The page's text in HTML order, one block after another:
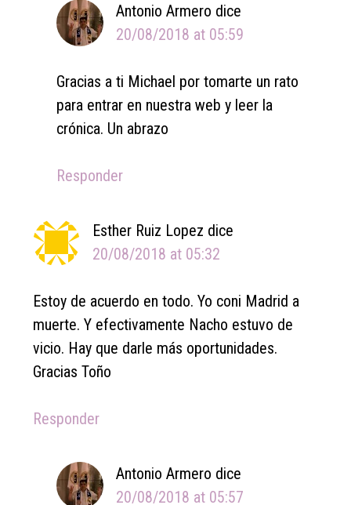
Antonio Armero dice
20/08/2018 at 05:59
Gracias a ti Michael por tomarte un rato
para entrar en nuestra web y leer la
crónica. Un abrazo
Responder
Esther Ruiz Lopez dice
20/08/2018 at 05:32
Estoy de acuerdo en todo. Yo coni Madrid a
muerte. Y efectivamente Nacho estuvo de
vicio. Hay que darle más oportunidades.
Gracias Toño
Responder
Antonio Armero dice
20/08/2018 at 05:57